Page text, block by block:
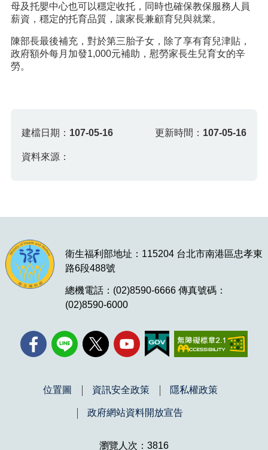
母及托嬰中心也可以穩定收托，同時也確保教保服務人員
薪資，穩定的托育品質，讓家長兼顧育兒與就業。
陳部長最後補充，對於第三胎子女，除了享有育兒津貼，
政府額外每月加發1,000元補助，慰勞家長生兒育女的辛
勞。
建檔日期： 107-05-16 更新時間： 107-05-16
資料來源：
衛生福利部地址：115204 台北市南港區忠孝東
路6段488號
總機電話：(02)8590-6666 傳真號碼：
(02)8590-6000
位置圖 資訊安全政策 隱私權政策
政府網站資料開放宣告
瀏覽人次：3816